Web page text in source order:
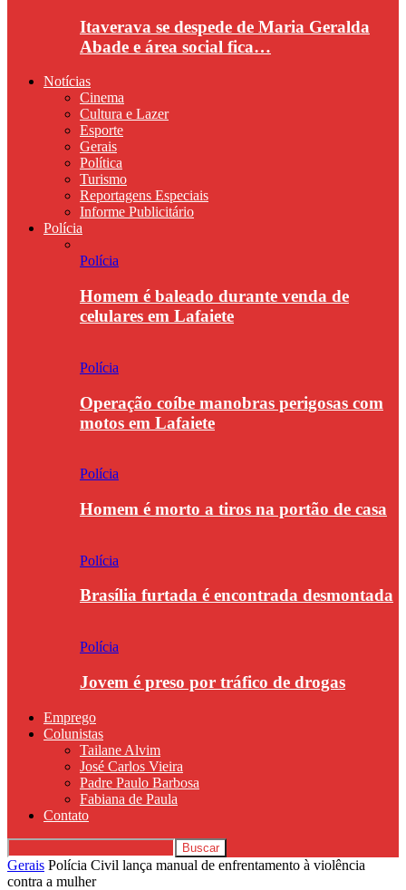
Itaverava se despede de Maria Geralda
Abade e área social fica…
Notícias
Cinema
Cultura e Lazer
Esporte
Gerais
Política
Turismo
Reportagens Especiais
Informe Publicitário
Polícia
Polícia
Homem é baleado durante venda de
celulares em Lafaiete
Polícia
Operação coíbe manobras perigosas com
motos em Lafaiete
Polícia
Homem é morto a tiros na portão de casa
Polícia
Brasília furtada é encontrada desmontada
Polícia
Jovem é preso por tráfico de drogas
Emprego
Colunistas
Tailane Alvim
José Carlos Vieira
Padre Paulo Barbosa
Fabiana de Paula
Contato
Gerais Polícia Civil lança manual de enfrentamento à violência
contra a mulher